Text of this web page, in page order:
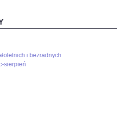
i bezradnych
sierpień